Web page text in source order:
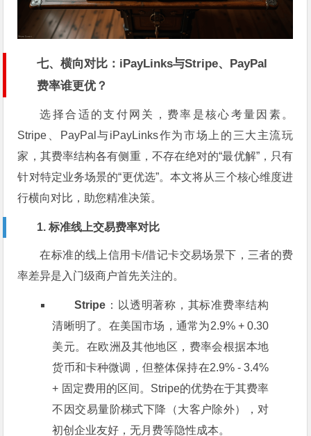
七、横向对比：iPayLinks与Stripe、PayPal
费率谁更优？
选择合适的支付网关，费率是核心考量因素。
Stripe、PayPal与iPayLinks作为市场上的三大主流玩
家，其费率结构各有侧重，不存在绝对的“最优解”，只有
针对特定业务场景的“更优选”。本文将从三个核心维度进
行横向对比，助您精准决策。
1. 标准线上交易费率对比
在标准的线上信用卡/借记卡交易场景下，三者的费
率差异是入门级商户首先关注的。
Stripe ：以透明著称，其标准费率结构
清晰明了。在美国市场，通常为2.9% + 0.30
美元。在欧洲及其他地区，费率会根据本地
货币和卡种微调，但整体保持在2.9% - 3.4%
+ 固定费用的区间。Stripe的优势在于其费率
不因交易量阶梯式下降（大客户除外），对
初创企业友好，无月费等隐性成本。